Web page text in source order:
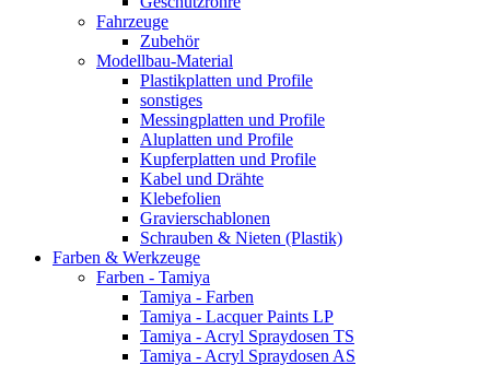
Fahrzeuge
Zubehör
Modellbau-Material
Plastikplatten und Profile
sonstiges
Messingplatten und Profile
Aluplatten und Profile
Kupferplatten und Profile
Kabel und Drähte
Klebefolien
Gravierschablonen
Schrauben & Nieten (Plastik)
Farben & Werkzeuge
Farben - Tamiya
Tamiya - Farben
Tamiya - Lacquer Paints LP
Tamiya - Acryl Spraydosen TS
Tamiya - Acryl Spraydosen AS